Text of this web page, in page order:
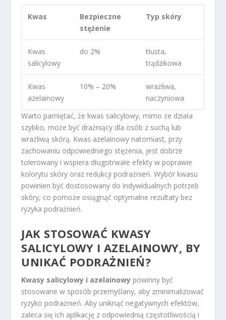
Kwas
Bezpieczne
stężenie
Typ skóry
Kwas
salicylowy
do 2%
tłusta,
trądzikowa
Kwas
azelainowy
10% – 20%
wrażliwa,
naczyniowa
Warto pamiętać, że kwas salicylowy, mimo że działa
szybko, może być drażniący dla osób z suchą lub
wrażliwą skórą. Kwas azelainowy natomiast, przy
zachowaniu odpowiedniego stężenia, jest dobrze
tolerowany i wspiera długotrwałe efekty w poprawie
kolorytu skóry oraz redukcji podrażnień. Wybór kwasu
powinien być dostosowany do indywidualnych potrzeb
skóry, co pomoże osiągnąć optymalne rezultaty bez
ryzyka podrażnień.
JAK STOSOWAĆ KWASY
SALICYLOWY I AZELAINOWY, BY
UNIKAĆ PODRAŻNIEŃ?
Kwasy salicylowy i azelainowy powinny być
stosowane w sposób przemyślany, aby zminimalizować
ryzyko podrażnień. Aby uniknąć negatywnych efektów,
zaleca się ich aplikację z odpowiednią częstotliwością i